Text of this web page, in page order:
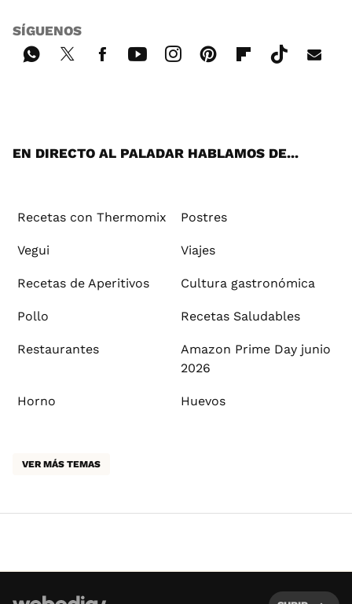
SÍGUENOS
EN DIRECTO AL PALADAR HABLAMOS DE...
Recetas con Thermomix Postres
Vegui Viajes
Recetas de Aperitivos Cultura gastronómica
Pollo Recetas Saludables
Restaurantes
Amazon Prime Day junio
2026
Horno Huevos
VER MÁS TEMAS